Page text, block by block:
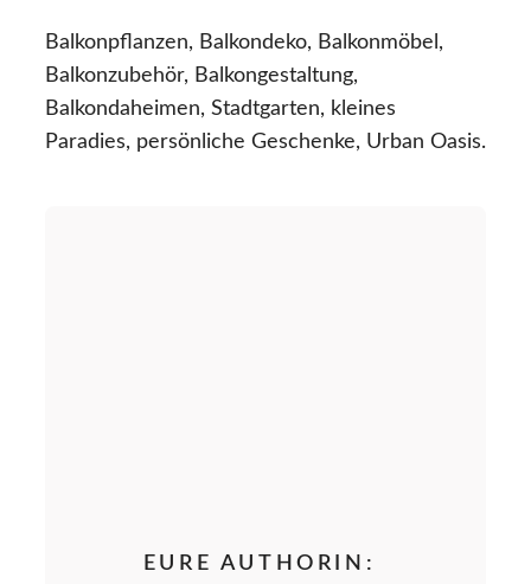
Balkonpflanzen, Balkondeko, Balkonmöbel,
Balkonzubehör, Balkongestaltung,
Balkondaheimen, Stadtgarten, kleines
Paradies, persönliche Geschenke, Urban Oasis.
EURE AUTHORIN: